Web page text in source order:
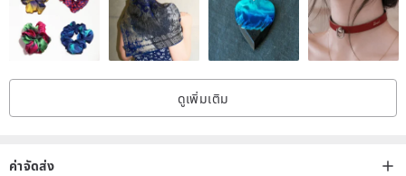
ดูเพิ่มเติม
ค่าจัดส่ง